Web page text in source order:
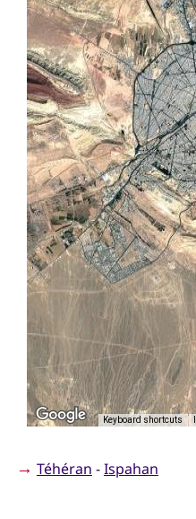
Keyboard shortcuts
→ Téhéran -Ispahan